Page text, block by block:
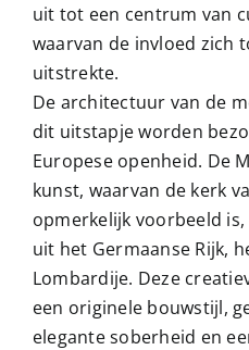
uit tot een centrum van
waarvan de invloed zich
uitstrekte.
De architectuur van de
dit uitstapje worden
Europese openheid. De
kunst, waarvan de kerk
opmerkelijk voorbeeld
uit het Germaanse Rijk,
Lombardije. Deze
een originele bouwstijl,
elegante soberheid en